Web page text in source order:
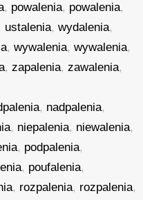
, powalenia, powalenia,
ustalenia,wydalenia,
,wywalenia,wywalenia,
,zapalenia,zawalenia,
, nadpalenia,
, niepalenia, niewalenia,
, podpalenia,
, poufalenia,
, rozpalenia, rozpalenia,